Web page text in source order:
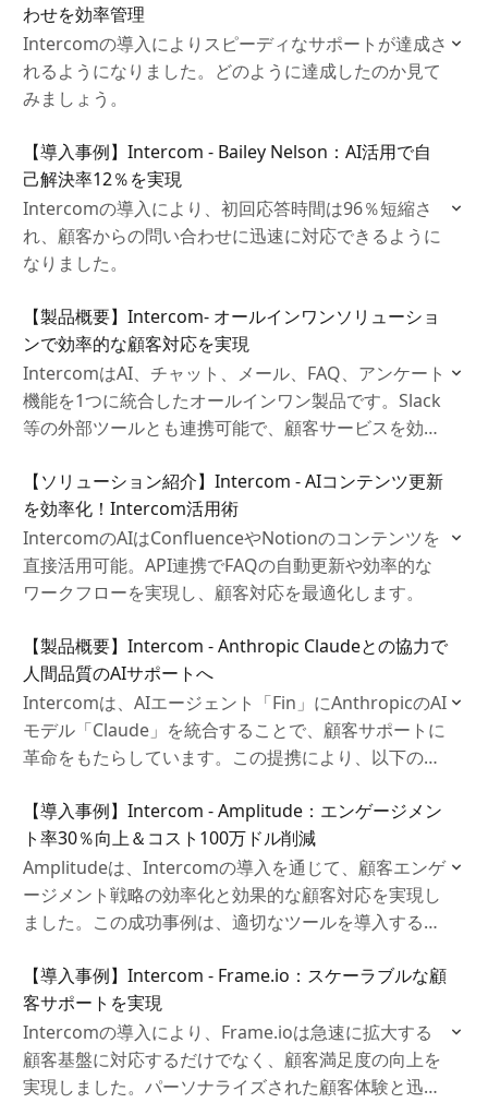
わせを効率管理
Intercomの導入によりスピーディなサポートが達成さ
れるようになりました。どのように達成したのか見て
みましょう。
【導入事例】Intercom - Bailey Nelson：AI活用で自
己解決率12％を実現
Intercomの導入により、初回応答時間は96％短縮さ
れ、顧客からの問い合わせに迅速に対応できるように
なりました。
【製品概要】Intercom- オールインワンソリューショ
ンで効率的な顧客対応を実現
IntercomはAI、チャット、メール、FAQ、アンケート
機能を1つに統合したオールインワン製品です。Slack
等の外部ツールとも連携可能で、顧客サービスを効率
【ソリューション紹介】Intercom - AIコンテンツ更新
を効率化！Intercom活用術
IntercomのAIはConfluenceやNotionのコンテンツを
直接活用可能。API連携でFAQの自動更新や効率的な
ワークフローを実現し、顧客対応を最適化します。
【製品概要】Intercom - Anthropic Claudeとの協力で
人間品質のAIサポートへ
Intercomは、AIエージェント「Fin」にAnthropicのAI
モデル「Claude」を統合することで、顧客サポートに
革命をもたらしています。この提携により、以下の成
【導入事例】Intercom - Amplitude：エンゲージメン
ト率30％向上＆コスト100万ドル削減
Amplitudeは、Intercomの導入を通じて、顧客エンゲ
ージメント戦略の効率化と効果的な顧客対応を実現し
ました。この成功事例は、適切なツールを導入するこ
ニケーションを強化し、長期的な関係構築を促進でき
ることを示しています。結果として、顧客満足度の向
上だけでなく、リソースの最適化やコスト削減といっ
たビジネス成果も得られました。
【導入事例】Intercom - Frame.io：スケーラブルな顧
客サポートを実現
Intercomの導入により、Frame.ioは急速に拡大する
顧客基盤に対応するだけでなく、顧客満足度の向上を
実現しました。パーソナライズされた顧客体験と迅速